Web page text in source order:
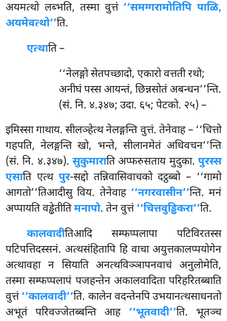
अयमत्थो लब्भति, तस्मा वुत्तं ‘‘समग्गरामोतिपि पाळि,
अयमेवत्थो’’ति.
एत्थाति–
‘‘नेलङ्गो सेतपच्छादो, एकारो वत्तती रथो;
अनीघं पस्स आयन्तं, छिन्नसोतं अबन्धन’’न्ति.
(सं. नि. ४.३४७; उदा. ६५; पेटको. २५) –
इमिस्सा गाथाय. सीलञ्हेत्थ नेलङ्गन्ति वुत्तं. तेनेवाह – ‘‘चित्तो
गहपति, नेलङ्गन्ति खो, भन्ते, सीलानमेतं अधिवचन’’न्ति
(सं. नि. ४.३४७). सुकुमाराति अप्फरुसताय मुदुका. पुरस्स
एसाति एत्थ पुर-सद्दो तन्निवासिवाचको दट्ठब्बो – ‘‘गामो
आगतो’’तिआदीसु विय. तेनेवाह ‘‘नगरवासीन’’न्ति. मनं
अप्पायति वड्ढेतीतिमनापो. तेन वुत्तं‘‘चित्तवुड्ढिकरा’’ति.
कालवादीतिआदिसम्फप्पलापा पटिविरतस्स
पटिपत्तिदस्सनं. अत्थसंहितापि हि वाचा अयुत्तकालप्पयोगेन
अत्थावहा न सियाति अनत्थविञ्ञापनवाचं अनुलोमेति,
तस्मा सम्फप्पलापं पजहन्तेन अकालवादिता परिहरितब्बाति
वुत्तं‘‘कालवादी’’ति. कालेन वदन्तेनपि उभयानत्थसाधनतो
अभूतं परिवज्जेतब्बन्ति आह ‘‘भूतवादी’’ति. भूतञ्च